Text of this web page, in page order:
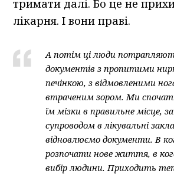
тримати далі. Бо це не
лікарня. І вони праві.
А потім ці люди
документів з пропитими
печінкою, з відмовленими
втраченим зором. Ми
їм мізки в правильне місце,
супроводом в лікувальні
відновлюємо документи. В
розпочати нове життя, в
вибір людини. Приходить